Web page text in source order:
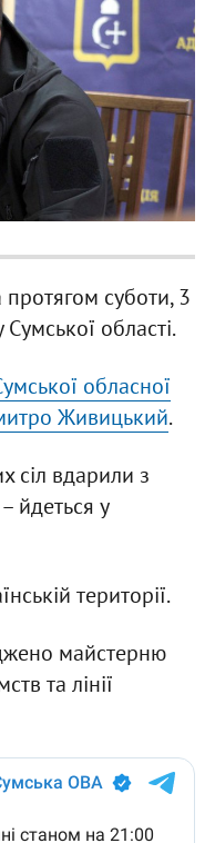
протягом суботи, 3
області.
обласної
Живицький.
сіл вдарили з
йдеться у
території.
майстерню
та лінії